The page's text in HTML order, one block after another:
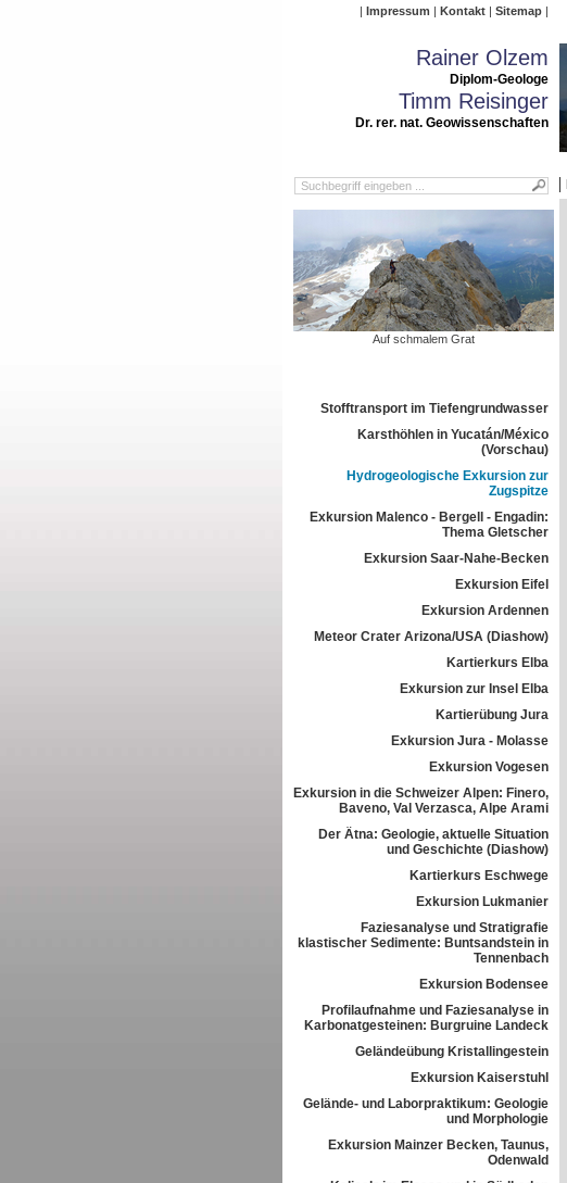
Impressum Kontakt Sitemap
Rainer Olzem
Diplom-Geologe
Timm Reisinger
Dr. rer. nat. Geowissenschaften
Auf schmalem Grat
Stofftransport im Tiefengrundwasser
Karsthöhlen in Yucatán/México
(Vorschau)
Hydrogeologische Exkursion zur
Zugspitze
Exkursion Malenco - Bergell - Engadin:
Thema Gletscher
Exkursion Saar-Nahe-Becken
Exkursion Eifel
Exkursion Ardennen
Meteor Crater Arizona/USA (Diashow)
Kartierkurs Elba
Exkursion zur Insel Elba
Kartierübung Jura
Exkursion Jura - Molasse
Exkursion Vogesen
Exkursion in die Schweizer Alpen: Finero,
Baveno, Val Verzasca, Alpe Arami
Der Ätna: Geologie, aktuelle Situation
und Geschichte (Diashow)
Kartierkurs Eschwege
Exkursion Lukmanier
Faziesanalyse und Stratigrafie
klastischer Sedimente: Buntsandstein in
Tennenbach
Exkursion Bodensee
Profilaufnahme und Faziesanalyse in
Karbonatgesteinen: Burgruine Landeck
Geländeübung Kristallingestein
Exkursion Kaiserstuhl
Gelände- und Laborpraktikum: Geologie
und Morphologie
Exkursion Mainzer Becken, Taunus,
Odenwald